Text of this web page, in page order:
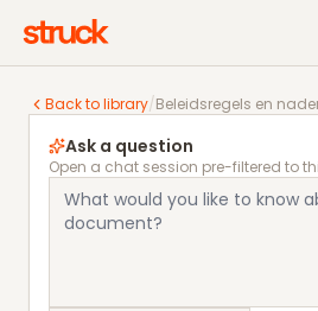
Back to library/
Beleidsregels en nadere
Ask a question
Open a chat session pre-filtered to